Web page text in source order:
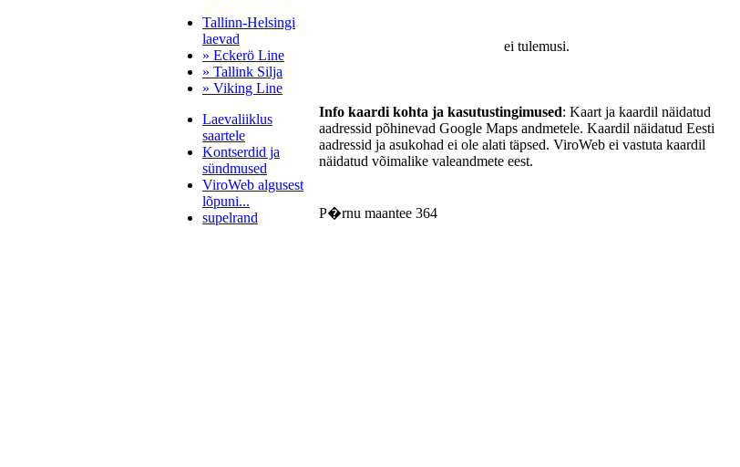
Tallinn-Helsingi
laevad
» Eckerö Line
» Tallink Silja
» Viking Line
Laevaliiklus
saartele
Kontserdid ja
sündmused
ViroWeb algusest
lõpuni...
supelrand
ei tulemusi.
Info kaardi kohta ja kasutustingimused: Kaart ja kaardil näidatud
aadressid põhinevad Google Maps andmetele. Kaardil näidatud Eesti
aadressid ja asukohad ei ole alati täpsed. ViroWeb ei vastuta kaardil
näidatud võimalike valeandmete eest.
P�rnu maantee 364